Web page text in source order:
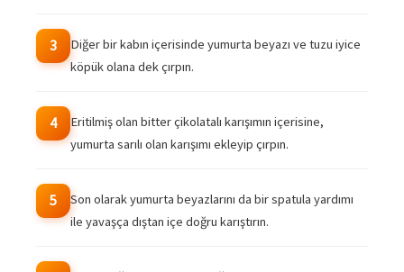
3
Diğer bir kabın içerisinde yumurta beyazı ve tuzu iyice
köpük olana dek çırpın.
4
Eritilmiş olan bitter çikolatalı karışımın içerisine,
yumurta sarılı olan karışımı ekleyip çırpın.
5
Son olarak yumurta beyazlarını da bir spatula yardımı
ile yavaşça dıştan içe doğru karıştırın.